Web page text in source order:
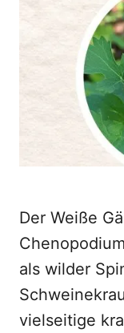
Der Weiße
als wilder
vielseitige